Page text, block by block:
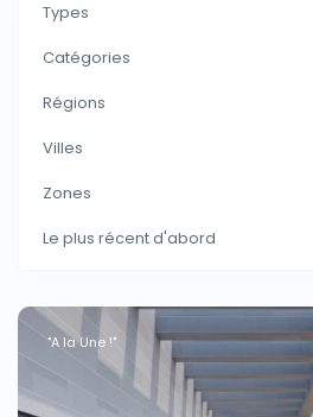
Types
Catégories
Régions
Villes
Zones
Le plus récent d'abord
"A la Une !"